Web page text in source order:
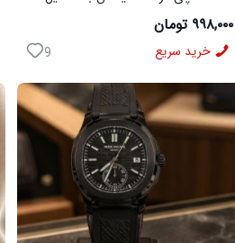
فنری لوکس مشکی
۹۹۸,۰۰۰ تومان
خرید سریع 9